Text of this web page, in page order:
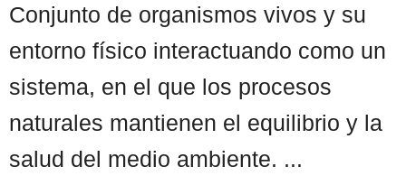
Conjunto de organismos vivos y su
entorno físico interactuando como un
sistema, en el que los procesos
naturales mantienen el equilibrio y la
salud del medio ambiente. ...